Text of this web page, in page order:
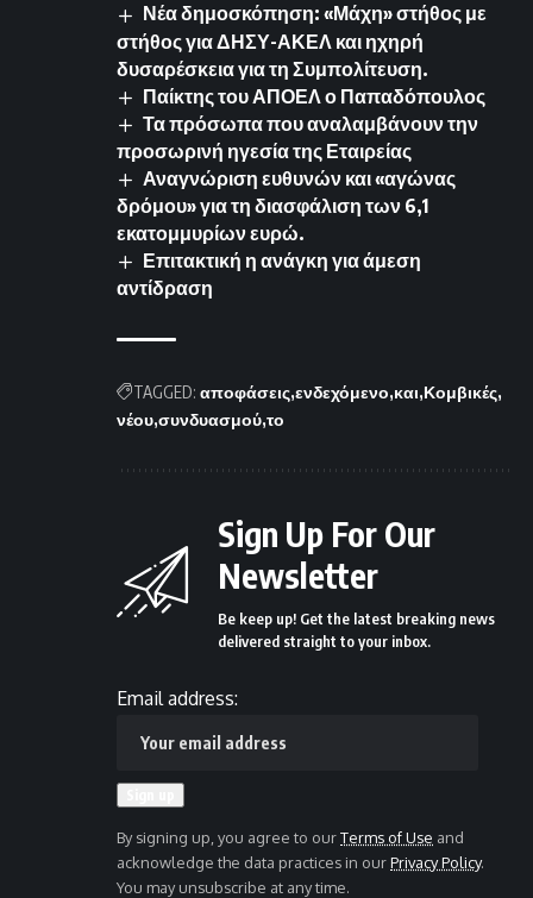
Νέα δημοσκόπηση: «Μάχη» στήθος με
στήθος για ΔΗΣΥ-ΑΚΕΛ και ηχηρή
δυσαρέσκεια για τη Συμπολίτευση.
Παίκτης του ΑΠΟΕΛ ο Παπαδόπουλος
Τα πρόσωπα που αναλαμβάνουν την
προσωρινή ηγεσία της Εταιρείας
Αναγνώριση ευθυνών και «αγώνας
δρόμου» για τη διασφάλιση των 6,1
εκατομμυρίων ευρώ.
Επιτακτική η ανάγκη για άμεση
αντίδραση
TAGGED: αποφάσεις ενδεχόμενο και Κομβικές
νέου συνδυασμού το
Sign Up For Our
Newsletter
Be keep up! Get the latest breaking news
delivered straight to your inbox.
Email address:
By signing up, you agree to ourTerms of Use and
acknowledge the data practices in ourPrivacy Policy.
You may unsubscribe at any time.